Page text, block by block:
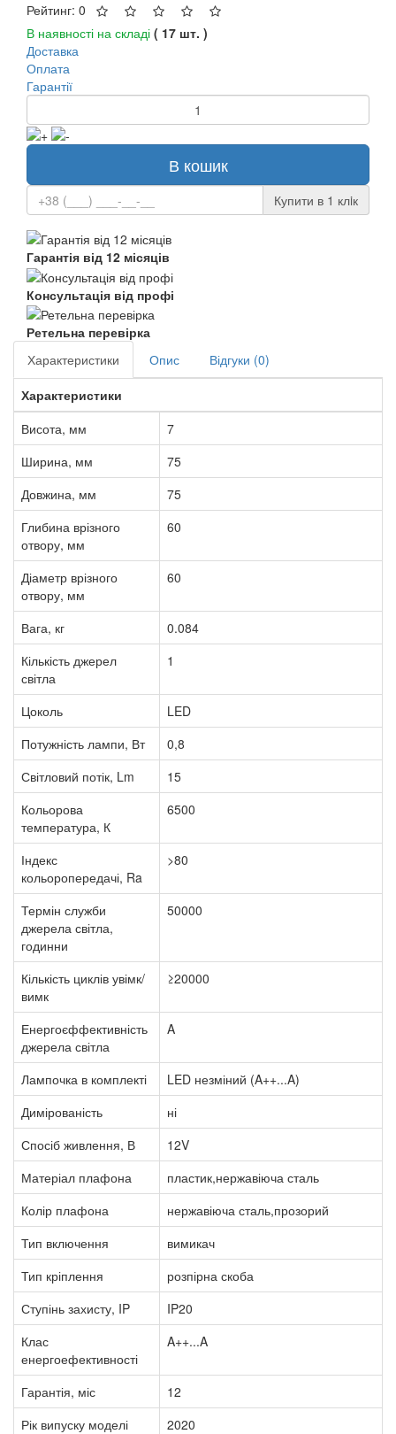
Рейтинг: 0
В наявності на складі ( 17 шт. )
Доставка
Оплата
Гарантії
В кошик
Купити в 1 клiк
Гарантія від 12 місяців
Консультація від профі
Ретельна перевірка
Характеристики
Опис
Відгуки (0)
Характеристики
Висота, мм
7
Ширина, мм
75
Довжина, мм
75
Глибина врізного
отвору, мм
60
Діаметр врізного
отвору, мм
60
Вага, кг
0.084
Кількість джерел
світла
1
Цоколь
LED
Потужність лампи, Вт
0,8
Світловий потік, Lm
15
Кольорова
температура, К
6500
Індекс
кольоропередачі, Ra
>80
Термін служби
джерела світла,
годинни
50000
Кількість циклів увімк/
вимк
≥20000
Енергоєффективність
джерела світла
A
Лампочка в комплекті
LED незміний (A++...A)
Димірованість
ні
Спосіб живлення, В
12V
Матеріал плафона
пластик,нержавіюча сталь
Колір плафона
нержавіюча сталь,прозорий
Тип включення
вимикач
Тип кріплення
розпірна скоба
Ступінь захисту, IP
IP20
Клас
енергоефективності
A++...A
Гарантія, міс
12
Рік випуску моделі
2020